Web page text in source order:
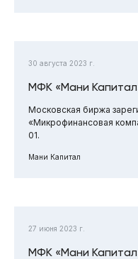
30 августа 2023 г.
МФК «Мани
Московская биржа
«Микрофинансовая
01.
Мани Капитал
27 июня 2023 г.
МФК «Мани